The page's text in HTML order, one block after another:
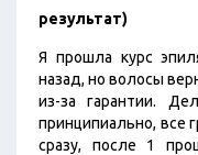
результат)
Я прошла курс
назад, но волосы
из-за гарантии.
принципиально, все
сразу, после 1